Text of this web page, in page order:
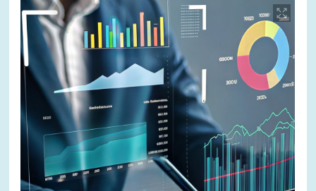
Bild
öffnet
in
vergrößerter
Ansicht